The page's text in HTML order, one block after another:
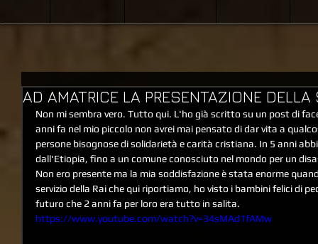
AD AMATRICE LA PRESENTAZIONE
Non mi sembra vero. Tutto qui. L'ho già scritto su un post di
anni fa nel mio piccolo non avrei mai pensato di dar vita a
persone bisognose di solidarietà e carità cristiana. In 5 anni
dall'Etiopia, fino a un comune conosciuto nel mondo per un
Non ero presente ma la mia soddisfazione è stata enorme
servizio della Rai che qui riportiamo, ho visto i bambini felici di
futuro che 2 anni fa per loro era tutto in salita.
https://www.youtube.com/watch?v=34sMAd1fAMw